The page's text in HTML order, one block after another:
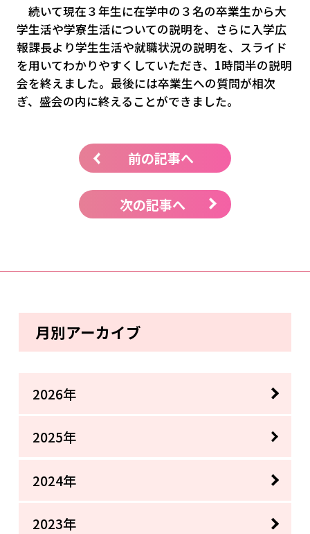
続いて現在３年生に在学中の３名の卒業生から大
学生活や学寮生活についての説明を、さらに入学広
報課長より学生生活や就職状況の説明を、スライド
を用いてわかりやすくしていただき、 1時間半の説明
会を終えました。最後には卒業生への質問が相次
ぎ、盛会の内に終えることができました。
前の記事へ
次の記事へ
月別アーカイブ
2026年
2025年
2024年
2023年